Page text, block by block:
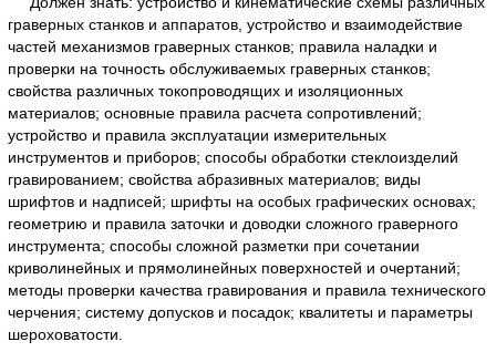
граверных станков и аппаратов, устройство и взаимодействие
частей механизмов граверных станков; правила наладки и
проверки на точность обслуживаемых граверных станков;
свойства различных токопроводящих и изоляционных
материалов; основные правила расчета сопротивлений;
устройство и правила эксплуатации измерительных
инструментов и приборов; способы обработки стеклоизделий
гравированием; свойства абразивных материалов; виды
шрифтов и надписей; шрифты на особых графических основах;
геометрию и правила заточки и доводки сложного граверного
инструмента; способы сложной разметки при сочетании
криволинейных и прямолинейных поверхностей и очертаний;
методы проверки качества гравирования и правила технического
черчения; систему допусков и посадок; квалитеты и параметры
шероховатости.